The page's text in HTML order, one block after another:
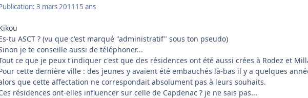
3 mars 2011 15 ans
tu ASCT ? (vu que c'est marqué "administratif" sous ton pseudo)
je te conseille aussi de téléphoner...
ce que je peux t'indiquer c'est que des résidences ont été aussi crées à Rodez et
cette dernière ville : des jeunes y avaient été embauchés là-bas il y a quelques
que cette affectation ne correspondait absolument pas à leurs souhaits.
résidences ont-elles influencer sur celle de Capdenac ? je ne sais pas...